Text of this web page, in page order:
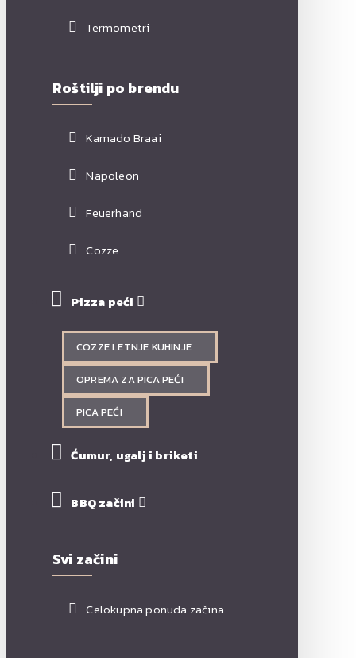
Termometri
Roštilji po brendu
Kamado Braai
Napoleon
Feuerhand
Cozze
Pizza peći
COZZE LETNJE KUHINJE
OPREMA ZA PICA PEĆI
PICA PEĆI
Ćumur, ugalj i briketi
BBQ začini
Svi začini
Celokupna ponuda začina